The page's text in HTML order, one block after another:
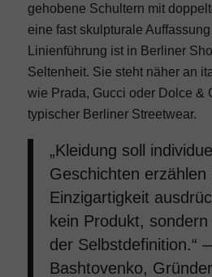
gehobene Schultern mit
eine fast skulpturale
Linienführung ist in Berliner
Seltenheit. Sie steht näher an
wie Prada, Gucci oder Dolce &
typischer Berliner Streetwear.
„Kleidung soll
Geschichten erzählen
Einzigartigkeit
kein Produkt,
der Selbstdefinition.“
Bashtovenko,